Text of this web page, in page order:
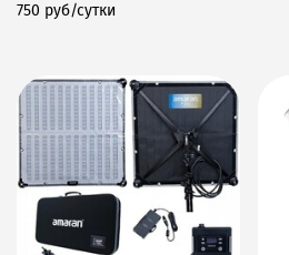
750 руб/сутки